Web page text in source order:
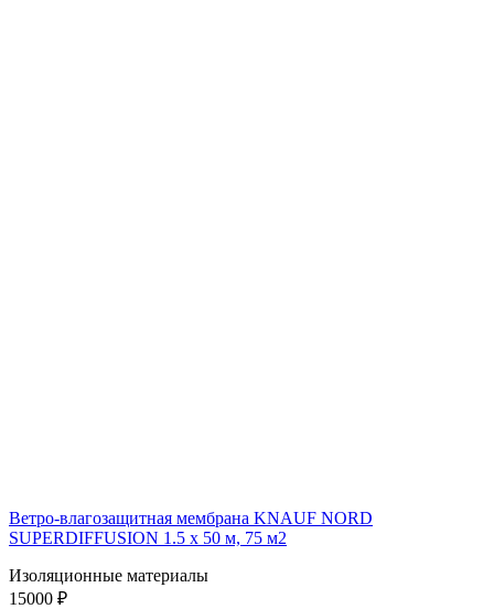
Ветро-влагозащитная мембрана KNAUF NORD
SUPERDIFFUSION 1.5 х 50 м, 75 м2
Изоляционные материалы
15000 ₽